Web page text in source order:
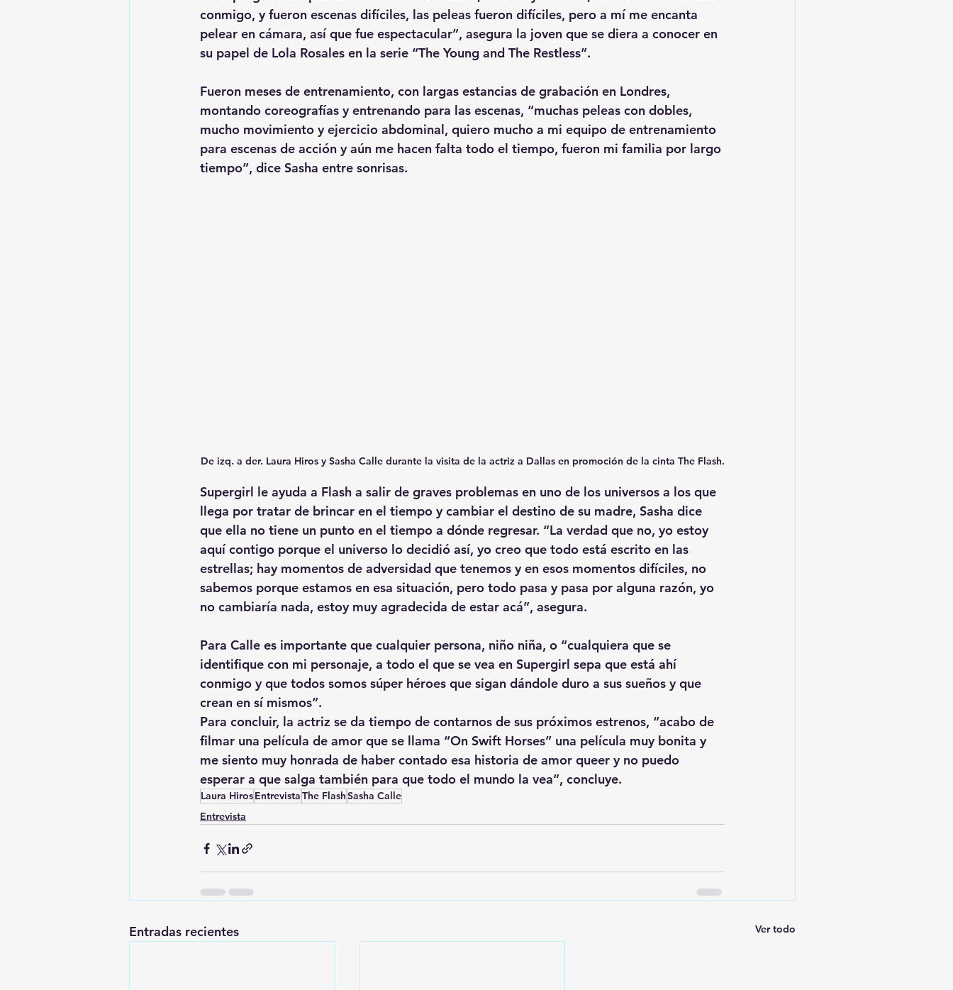
conmigo, y fueron escenas difíciles, las peleas fueron difíciles, pero a mí me encanta
pelear en cámara, así que fue espectacular”, asegura la joven que se diera a conocer en
su papel de Lola Rosales en la serie “The Young and The Restless”.
Fueron meses de entrenamiento, con largas estancias de grabación en Londres,
montando coreografías y entrenando para las escenas, “muchas peleas con dobles,
mucho movimiento y ejercicio abdominal, quiero mucho a mi equipo de entrenamiento
para escenas de acción y aún me hacen falta todo el tiempo, fueron mi familia por largo
tiempo”, dice Sasha entre sonrisas.
De izq. a der. Laura Hiros y Sasha Calle durante la visita de la actriz a Dallas en promoción de la cinta The Flash.
Supergirl le ayuda a Flash a salir de graves problemas en uno de los universos a los que
llega por tratar de brincar en el tiempo y cambiar el destino de su madre, Sasha dice
que ella no tiene un punto en el tiempo a dónde regresar. “La verdad que no, yo estoy
aquí contigo porque el universo lo decidió así, yo creo que todo está escrito en las
estrellas; hay momentos de adversidad que tenemos y en esos momentos difíciles, no
sabemos porque estamos en esa situación, pero todo pasa y pasa por alguna razón, yo
no cambiaría nada, estoy muy agradecida de estar acá”, asegura.
Para Calle es importante que cualquier persona, niño niña, o “cualquiera que se
identifique con mi personaje, a todo el que se vea en Supergirl sepa que está ahí
conmigo y que todos somos súper héroes que sigan dándole duro a sus sueños y que
crean en sí mismos”.
Para concluir, la actriz se da tiempo de contarnos de sus próximos estrenos, “acabo de
filmar una película de amor que se llama “On Swift Horses” una película muy bonita y
me siento muy honrada de haber contado esa historia de amor queer y no puedo
esperar a que salga también para que todo el mundo la vea”, concluye.
Laura HirosEntrevistaThe FlashSasha Calle
Entrevista
Entradas recientes Ver todo